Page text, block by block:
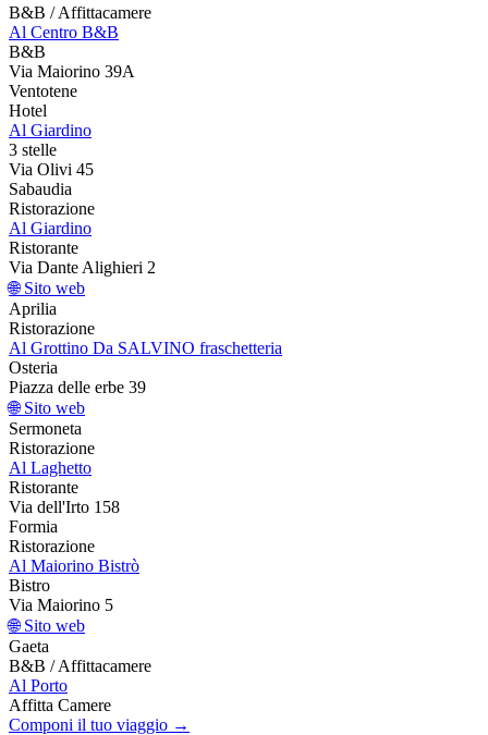
B&B / Affittacamere
Al Centro B&B
B&B
Via Maiorino 39A
Ventotene
Hotel
Al Giardino
3 stelle
Via Olivi 45
Sabaudia
Ristorazione
Al Giardino
Ristorante
Via Dante Alighieri 2
🌐 Sito web
Aprilia
Ristorazione
Al Grottino Da SALVINO fraschetteria
Osteria
Piazza delle erbe 39
🌐 Sito web
Sermoneta
Ristorazione
Al Laghetto
Ristorante
Via dell'Irto 158
Formia
Ristorazione
Al Maiorino Bistrò
Bistro
Via Maiorino 5
🌐 Sito web
Gaeta
B&B / Affittacamere
Al Porto
Affitta Camere
Componi il tuo viaggio →